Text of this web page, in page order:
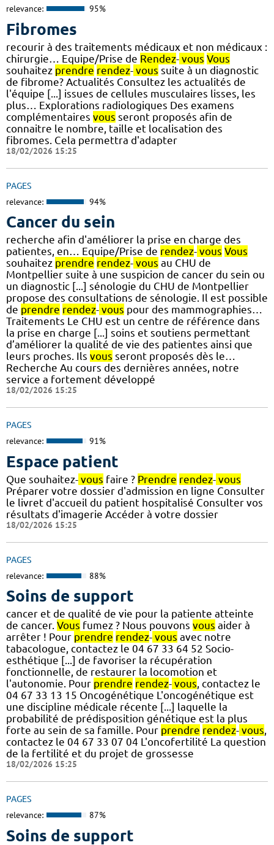
relevance: 95%
Fibromes
recourir à des traitements médicaux et non médicaux :
chirurgie… Equipe/Prise de Rendez- vous Vous
souhaitez prendre rendez- vous suite à un diagnostic
de fibrome? Actualités Consultez les actualités de
l'équipe [...] issues de cellules musculaires lisses, les
plus… Explorations radiologiques Des examens
complémentaires vous seront proposés afin de
connaitre le nombre, taille et localisation des
fibromes. Cela permettra d'adapter
18/02/2026 15:25
PAGES
relevance: 94%
Cancer du sein
recherche afin d'améliorer la prise en charge des
patientes, en… Equipe/Prise de rendez- vous Vous
souhaitez prendre rendez- vous au CHU de
Montpellier suite à une suspicion de cancer du sein ou
un diagnostic [...] sénologie du CHU de Montpellier
propose des consultations de sénologie. Il est possible
de prendre rendez- vous pour des mammographies…
Traitements Le CHU est un centre de référence dans
la prise en charge [...] soins et soutiens permettant
d’améliorer la qualité de vie des patientes ainsi que
leurs proches. Ils vous seront proposés dès le…
Recherche Au cours des dernières années, notre
service a fortement développé
18/02/2026 15:25
PAGES
relevance: 91%
Espace patient
Que souhaitez- vous faire ? Prendre rendez- vous
Préparer votre dossier d'admission en ligne Consulter
le livret d'accueil du patient hospitalisé Consulter vos
résultats d'imagerie Accéder à votre dossier
18/02/2026 15:25
PAGES
relevance: 88%
Soins de support
cancer et de qualité de vie pour la patiente atteinte
de cancer. Vous fumez ? Nous pouvons vous aider à
arrêter ! Pour prendre rendez- vous avec notre
tabacologue, contactez le 04 67 33 64 52 Socio-
esthétique [...] de favoriser la récupération
fonctionnelle, de restaurer la locomotion et
l'autonomie. Pour prendre rendez- vous, contactez le
04 67 33 13 15 Oncogénétique L'oncogénétique est
une discipline médicale récente [...] laquelle la
probabilité de prédisposition génétique est la plus
forte au sein de sa famille. Pour prendre rendez- vous,
contactez le 04 67 33 07 04 L'oncofertilité La question
de la fertilité et du projet de grossesse
18/02/2026 15:25
PAGES
relevance: 87%
Soins de support